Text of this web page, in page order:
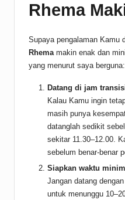
Rhema
Supaya pengalaman Kamu
Rhemamakin enak dan
yang menurut saya berguna:
Datang di jam
Kalau Kamu ingin
masih punya
datanglah sedikit
sekitar 11.30–12.00.
sebelum benar-benar
Siapkan waktu
Jangan datang
untuk menunggu